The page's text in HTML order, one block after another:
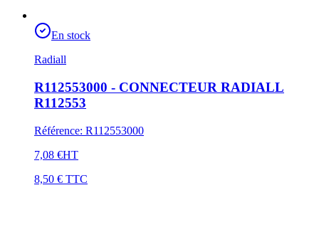
En stock
Radiall
R112553000 - CONNECTEUR RADIALL
R112553
Référence: R112553000
7,08 €HT
8,50 € TTC